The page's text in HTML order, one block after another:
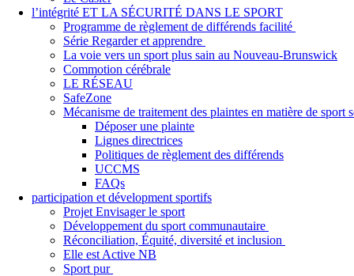
l’intégrité ET LA SÉCURITÉ DANS LE SPORT
Programme de règlement de différends facilité
Série Regarder et apprendre
La voie vers un sport plus sain au Nouveau-Brunswick
Commotion cérébrale
LE RÉSEAU
SafeZone
Mécanisme de traitement des plaintes en matière de
Déposer une plainte
Lignes directrices
Politiques de règlement des différends
UCCMS
FAQs
participation et dévelopment sportifs
Projet Envisager le sport
Développement du sport communautaire
Réconciliation, Équité, diversité et inclusion
Elle est Active NB
Sport pur